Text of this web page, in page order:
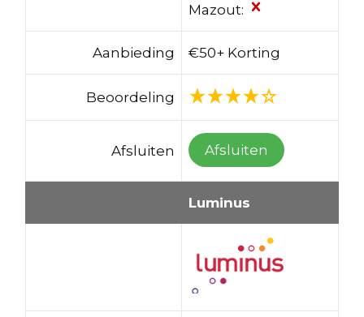
Mazout:
Aanbieding €50+ Korting
Beoordeling
Afsluiten Afsluiten
Luminus